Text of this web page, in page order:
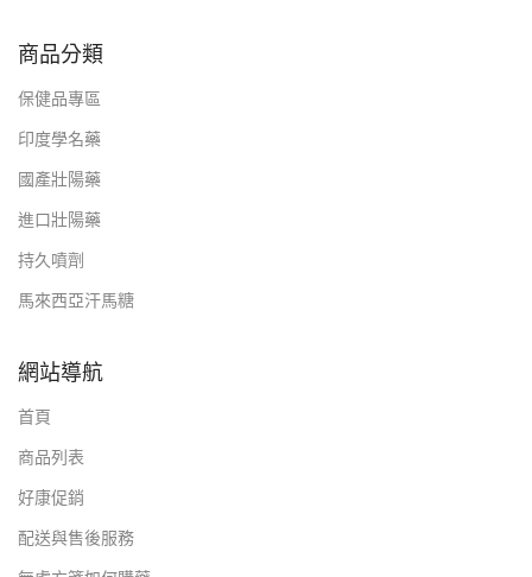
商品分類
保健品專區
印度學名藥
國產壯陽藥
進口壯陽藥
持久噴劑
馬來西亞汗馬糖
網站導航
首頁
商品列表
好康促銷
配送與售後服務